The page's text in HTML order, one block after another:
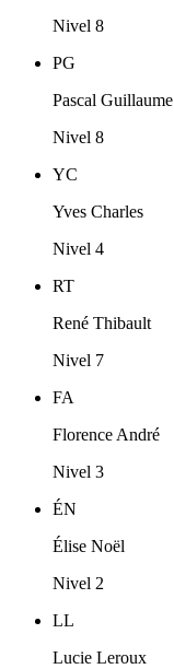
Nivel 8
PG
Pascal Guillaume
Nivel 8
YC
Yves Charles
Nivel 4
RT
René Thibault
Nivel 7
FA
Florence André
Nivel 3
ÉN
Élise Noël
Nivel 2
LL
Lucie Leroux